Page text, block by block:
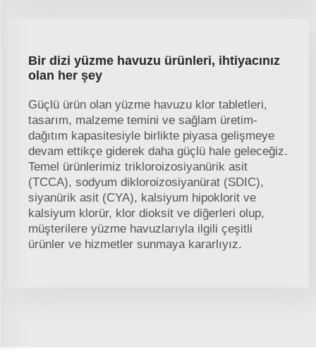
Bir dizi yüzme havuzu ürünleri, ihtiyacınız
olan her şey
Güçlü ürün olan yüzme havuzu klor tabletleri,
tasarım, malzeme temini ve sağlam üretim-
dağıtım kapasitesiyle birlikte piyasa gelişmeye
devam ettikçe giderek daha güçlü hale geleceğiz.
Temel ürünlerimiz trikloroizosiyanürik asit
(TCCA), sodyum dikloroizosiyanürat (SDIC),
siyanürik asit (CYA), kalsiyum hipoklorit ve
kalsiyum klorür, klor dioksit ve diğerleri olup,
müşterilere yüzme havuzlarıyla ilgili çeşitli
ürünler ve hizmetler sunmaya kararlıyız.